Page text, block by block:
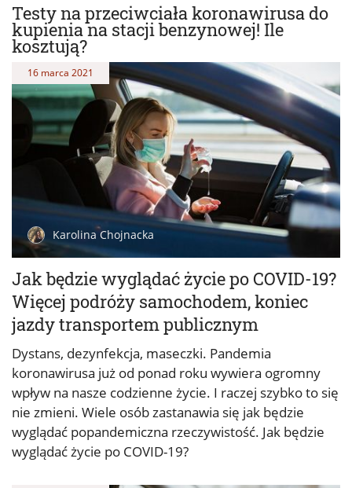
Testy na przeciwciała koronawirusa do
kupienia na stacji benzynowej! Ile
kosztują?
Jak będzie wyglądać życie po COVID-19?
Więcej podróży samochodem, koniec
jazdy transportem publicznym
16 marca 2021
Karolina Chojnacka
Dystans, dezynfekcja, maseczki. Pandemia
koronawirusa już od ponad roku wywiera ogromny
wpływ na nasze codzienne życie. I raczej szybko to się
nie zmieni. Wiele osób zastanawia się jak będzie
wyglądać popandemiczna rzeczywistość. Jak będzie
wyglądać życie po COVID-19?